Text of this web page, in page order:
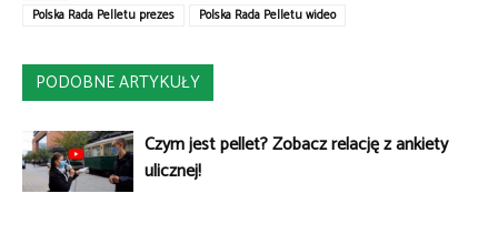
Polska Rada Pelletu prezes
Polska Rada Pelletu wideo
PODOBNE ARTYKUŁY
Czym jest pellet? Zobacz relację z ankiety
ulicznej!